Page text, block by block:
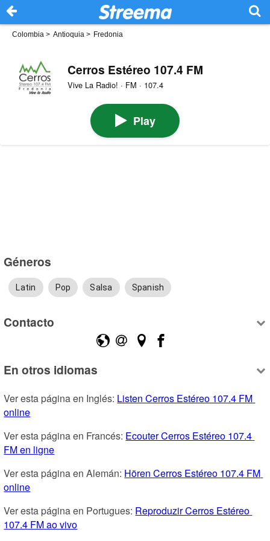
Colombia > Antioquia > Fredonia
Cerros Estéreo 107.4 FM
Vive La Radio! · FM · 107.4
Play
Géneros
Latin Pop Salsa Spanish
Contacto
En otros idiomas
Ver esta página en Inglés: Listen Cerros Estéreo 107.4 FM
online
Ver esta página en Francés: Ecouter Cerros Estéreo 107.4
FM en ligne
Ver esta página en Alemán: Hören Cerros Estéreo 107.4 FM
online
Ver esta página en Portugues: Reproduzir Cerros Estéreo
107.4 FM ao vivo